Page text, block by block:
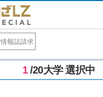
情報誌請求
1 /20大学 選択中